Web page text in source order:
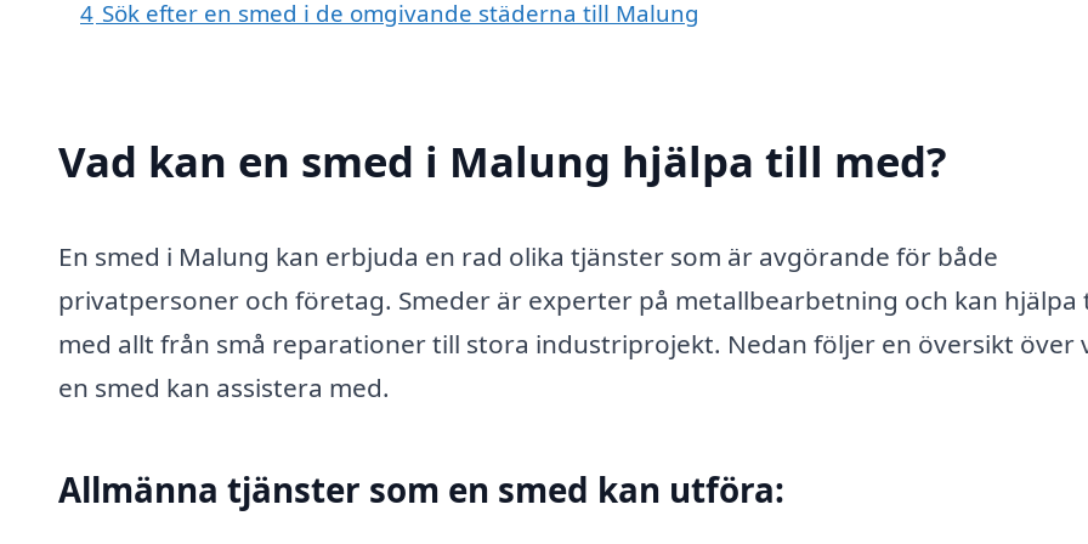
4 Sök efter en smed i de omgivande städerna till Malung
Vad kan en smed i Malung hjälpa till med?
En smed i Malung kan erbjuda en rad olika tjänster som är avgörande för både
privatpersoner och företag. Smeder är experter på metallbearbetning och kan hjälpa
med allt från små reparationer till stora industriprojekt. Nedan följer en översikt över
en smed kan assistera med.
Allmänna tjänster som en smed kan utföra: